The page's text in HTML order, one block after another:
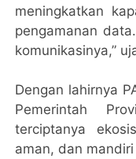
meningkatkan
pengamanan
komunikasinya,”
Dengan lahirnya
Pemerintah
terciptanya
aman, dan